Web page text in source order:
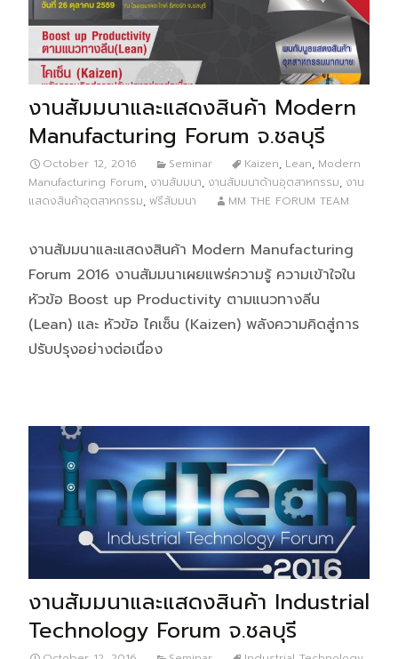
งานสัมมนาและแสดงสินค้า Modern
Manufacturing Forum จ.ชลบุรี
October 12, 2016 Seminar Kaizen, Lean, Modern
Manufacturing Forum, งานสัมมนา, งานสัมมนาด้านอุตสาหกรรม, งาน
แสดงสินค้าอุตสาหกรรม, ฟรีสัมมนา MM THE FORUM TEAM
งานสัมมนาและแสดงสินค้า Modern Manufacturing
Forum 2016 งานสัมมนาเผยแพร่ความรู้ ความเข้าใจใน
หัวข้อ Boost up Productivity ตามแนวทางลีน
(Lean) และ หัวข้อ ไคเซ็น (Kaizen) พลังความคิดสู่การ
ปรับปรุงอย่างต่อเนื่อง
งานสัมมนาและแสดงสินค้า Industrial
Technology Forum จ.ชลบุรี